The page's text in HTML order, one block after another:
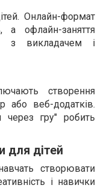
Онлайн-формат
а офлайн-заняття
з викладачем і
створення
або веб-додатків.
через гру" робить
для дітей
створювати
і навички